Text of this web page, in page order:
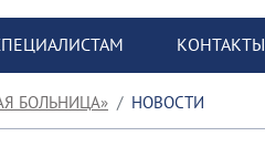
КОНТАКТЫ
БОЛЬНИЦА» НОВОСТИ